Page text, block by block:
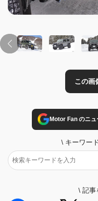
Motor Fan のニ
\ キーワー
\ 記事